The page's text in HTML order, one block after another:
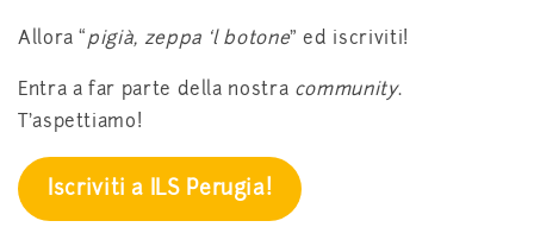
Allora “pigià, zeppa ‘l botone” ed iscriviti!
Entra a far parte della nostra community.
T’aspettiamo!
Iscriviti a ILS Perugia!